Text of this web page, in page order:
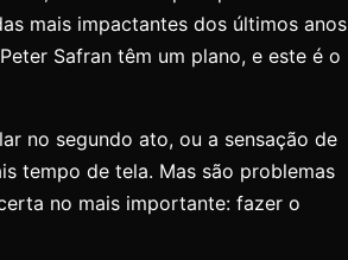
mais impactantes dos últimos anos
Safran têm um plano, e este é o
no segundo ato, ou a sensação de
tempo de tela. Mas são problemas
no mais importante: fazer o